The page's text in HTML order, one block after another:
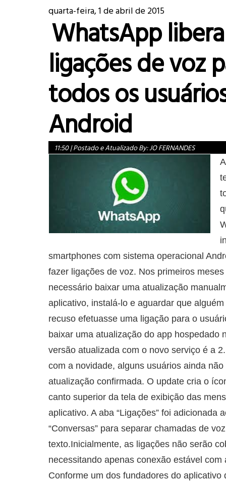
quarta-feira, 1 de abril de 2015
WhatsApp libera
ligações de voz
todos os
Android
11:50|Postado e Atualizado By:JO FERNANDES
smartphones com sistema operacional
fazer ligações de voz. Nos primeiros
necessário baixar uma atualização
aplicativo, instalá-lo e aguardar que
recuso efetuasse uma ligação para o
baixar uma atualização do app hospedado
versão atualizada com o novo serviço é a
com a novidade, alguns usuários ainda não
atualização confirmada. O update cria o
canto superior da tela de exibição das
aplicativo. A aba “Ligações” foi adicionada
“Conversas” para separar chamadas de
texto.Inicialmente, as ligações não serão
necessitando apenas conexão estável com
Conforme um dos fundadores do aplicativo